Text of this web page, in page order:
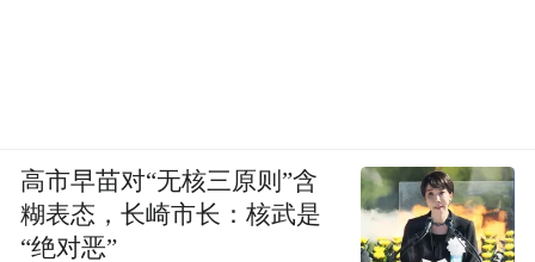
高市早苗对“无核三原则”含
糊表态，长崎市长：核武是
“绝对恶”